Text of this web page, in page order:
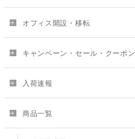
オフィス開設・移転
キャンペーン・セール・クーポン
入荷速報
商品一覧